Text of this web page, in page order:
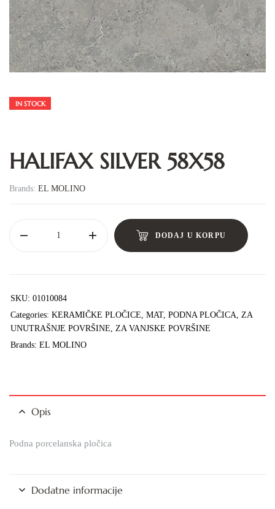
IN STOCK
HALIFAX SILVER 58X58
Brands: EL MOLINO
DODAJ U KORPU
SKU: 01010084
Categories: KERAMIČKE PLOČICE, MAT, PODNA PLOČICA, ZA
UNUTRAŠNJE POVRŠINE, ZA VANJSKE POVRŠINE
Brands: EL MOLINO
Opis
Podna porcelanska pločica
Dodatne informacije